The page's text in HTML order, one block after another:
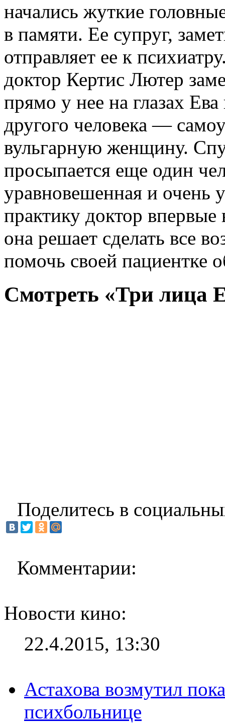
начались жуткие
в памяти. Ее супруг,
отправляет ее к
доктор Кертис Лютер
прямо у нее на глазах
другого человека —
вульгарную женщину.
просыпается еще один
уравновешенная и очень
практику доктор впервые
она решает сделать все
помочь своей пациентке
Смотреть «Три лица
Поделитесь в
Комментарии:
Новости кино:
22.4.2015, 13:30
Астахова возмутил
психбольнице